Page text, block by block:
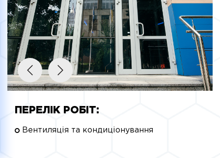
ПЕРЕЛІК РОБІТ:
Вентиляція та кондиціонування